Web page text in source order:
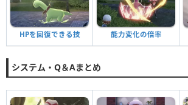
HPを回復できる技 能力変化の倍率
システム・Q＆Aまとめ